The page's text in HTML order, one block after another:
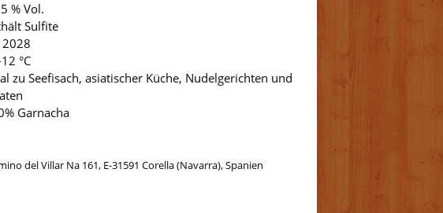
% Vol.
Sulfite
2028
°C
zu Seefisach, asiatischer Küche, Nudelgerichten und
Garnacha
del Villar Na 161, E-31591 Corella (Navarra), Spanien